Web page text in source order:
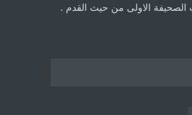
‏الصحيفة الاولى من حيث القدم .